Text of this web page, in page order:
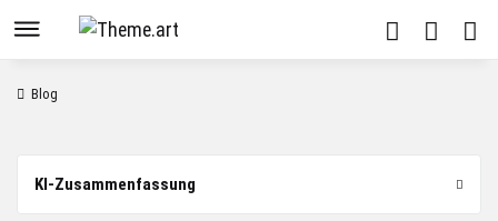
Blog
KI-Zusammenfassung